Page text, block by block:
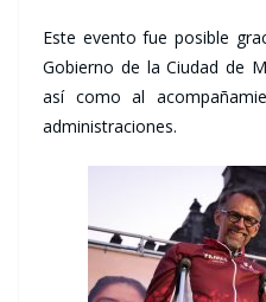
Este evento fue posible
Gobierno de la Ciudad de
así como al
administraciones.